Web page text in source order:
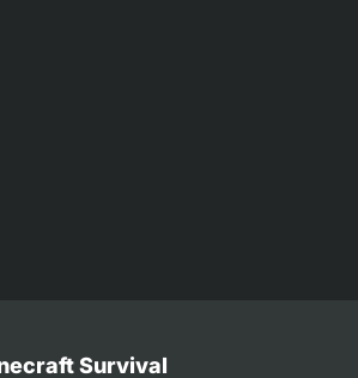
Survival